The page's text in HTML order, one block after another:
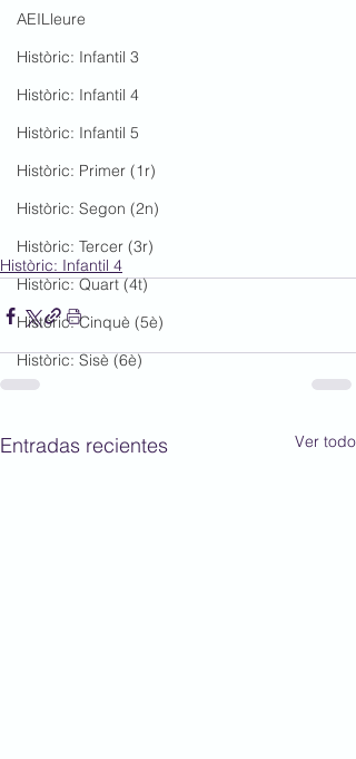
AEILleure
Històric: Infantil 3
Històric: Infantil 4
Històric: Infantil 5
Històric: Primer (1r)
Històric: Segon (2n)
Històric: Tercer (3r)
Històric: Quart (4t)
Històric: Cinquè (5è)
Històric: Sisè (6è)
Històric: Infantil 4
Entradas recientes Ver todo